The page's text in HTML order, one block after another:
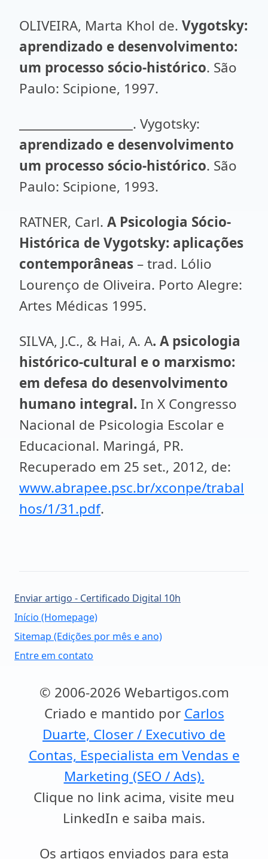
OLIVEIRA, Marta Khol de. Vygotsky:
aprendizado e desenvolvimento:
um processo sócio-histórico. São
Paulo: Scipione, 1997.
___________________. Vygotsky:
aprendizado e desenvolvimento
um processo sócio-histórico. São
Paulo: Scipione, 1993.
RATNER, Carl. A Psicologia Sócio-
Histórica de Vygotsky: aplicações
contemporâneas – trad. Lólio
Lourenço de Oliveira. Porto Alegre:
Artes Médicas 1995.
SILVA, J.C., & Hai, A. A. A psicologia
histórico-cultural e o marxismo:
em defesa do desenvolvimento
humano integral. In X Congresso
Nacional de Psicologia Escolar e
Educacional. Maringá, PR.
Recuperado em 25 set., 2012, de:
www.abrapee.psc.br/xconpe/trabal
hos/1/31.pdf.
Enviar artigo - Certificado Digital 10h
Início (Homepage)
Sitemap (Edições por mês e ano)
Entre em contato
© 2006-2026 Webartigos.com
Criado e mantido por Carlos
Duarte, Closer / Executivo de
Contas, Especialista em Vendas e
Marketing (SEO / Ads).
Clique no link acima, visite meu
LinkedIn e saiba mais.
Os artigos enviados para esta